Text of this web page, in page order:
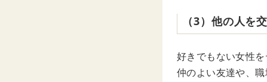
（3）他の人を
好きでもない女性を
仲のよい友達や、